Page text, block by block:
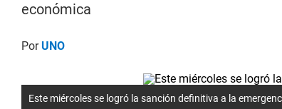
económica
PorUNO
Este miércoles se logró la sanción definitiva a la